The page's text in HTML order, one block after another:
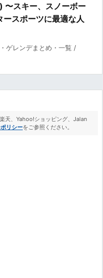
スキー、スノーボー
ースポーツに最適な人
ゲレンデまとめ・一覧 /
天、Yahoo!ショッピング、Jalan
リシーをご参照ください。